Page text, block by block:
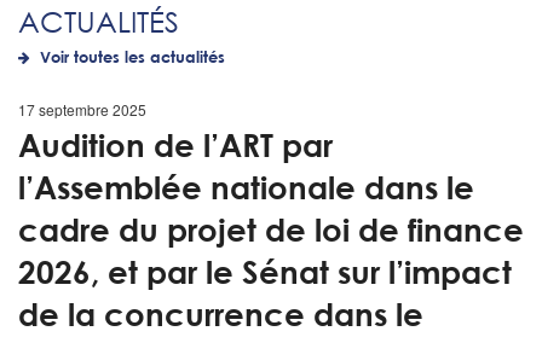
ACTUALITÉS
Voir toutes les actualités
17 septembre 2025
Audition de l’ART par
l’Assemblée nationale dans le
cadre du projet de loi de finance
2026, et par le Sénat sur l’impact
de la concurrence dans le